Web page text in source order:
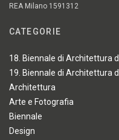
REA Milano 1591312
CATEGORIE
18. Biennale di Architettura
19. Biennale di Architettura
Architettura
Arte e Fotografia
Biennale
Design